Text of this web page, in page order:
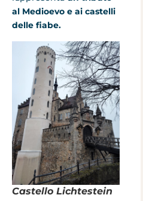
al Medioevo e ai castelli
delle fiabe.
Castello Lichtestein